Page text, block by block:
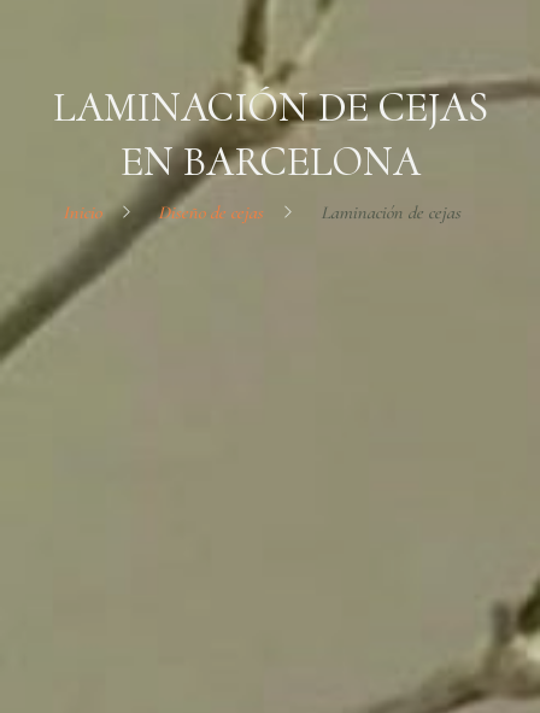
LAMINACIÓN DE CEJAS
EN BARCELONA
Inicio Diseño de cejas Laminación de cejas